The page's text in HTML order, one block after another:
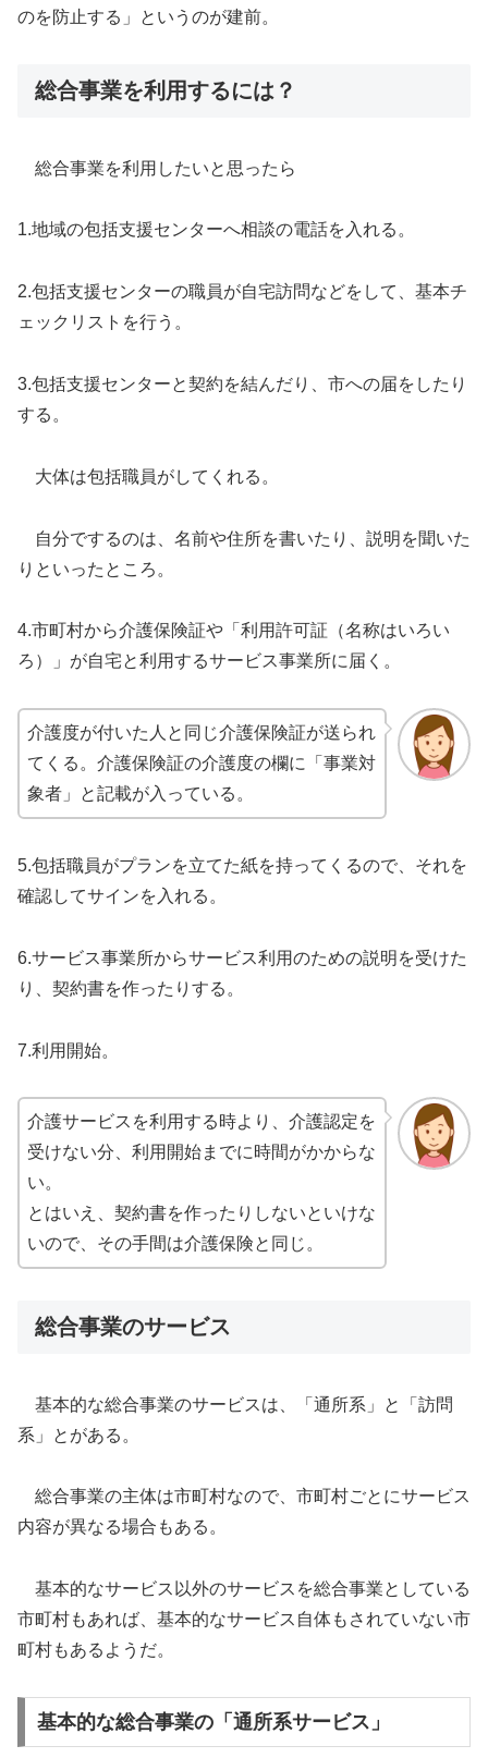
のを防止する」というのが建前。
総合事業を利用するには？
総合事業を利用したいと思ったら
1.地域の包括支援センターへ相談の電話を入れる。
2.包括支援センターの職員が自宅訪問などをして、基本チ
ェックリストを行う。
3.包括支援センターと契約を結んだり、市への届をしたり
する。
大体は包括職員がしてくれる。
自分でするのは、名前や住所を書いたり、説明を聞いた
りといったところ。
4.市町村から介護保険証や「利用許可証（名称はいろい
ろ）」が自宅と利用するサービス事業所に届く。
介護度が付いた人と同じ介護保険証が送られ
てくる。介護保険証の介護度の欄に「事業対
象者」と記載が入っている。
5.包括職員がプランを立てた紙を持ってくるので、それを
確認してサインを入れる。
6.サービス事業所からサービス利用のための説明を受けた
り、契約書を作ったりする。
7.利用開始。
介護サービスを利用する時より、介護認定を
受けない分、利用開始までに時間がかからな
い。
とはいえ、契約書を作ったりしないといけな
いので、その手間は介護保険と同じ。
総合事業のサービス
基本的な総合事業のサービスは、「通所系」と「訪問
系」とがある。
総合事業の主体は市町村なので、市町村ごとにサービス
内容が異なる場合もある。
基本的なサービス以外のサービスを総合事業としている
市町村もあれば、基本的なサービス自体もされていない市
町村もあるようだ。
基本的な総合事業の「通所系サービス」